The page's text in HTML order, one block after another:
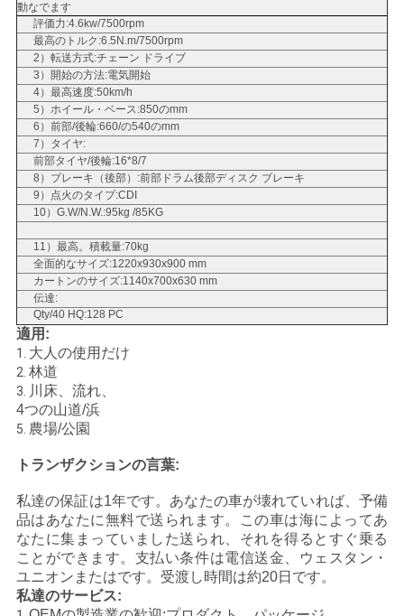
い
引
用
を
要
求
し
な
さ
い
地
図
プ
ラ
イ
動なでます
評価力:4.6kw/7500rpm
最高のトルク:6.5N.m/7500rpm
2）転送方式:チェーン ドライブ
3）開始の方法:電気開始
4）最高速度:50km/h
5）ホイール・ベース:850のmm
6）前部/後輪:660/の540のmm
7）タイヤ:
前部タイヤ/後輪:16*8/7
8）ブレーキ（後部）:前部ドラム後部ディスク ブレーキ
9）点火のタイプ:CDI
10）G.W/N.W.:95kg /85KG
11）最高。積載量:70kg
全面的なサイズ:1220x930x900 mm
カートンのサイズ:1140x700x630 mm
伝達:
Qty/40 HQ:128 PC
適用:
1. 大人の使用だけ
2. 林道
3. 川床、流れ、
4つの山道/浜
5. 農場/公園
トランザクションの言葉:
私達の保証は1年です。あなたの車が壊れていれば、予備
品はあなたに無料で送られます。この車は海によってあ
なたに集まっていました送られ、それを得るとすぐ乗る
ことができます。支払い条件は電信送金、ウェスタン・
ユニオンまたはです。受渡し時間は約20日です。
私達のサービス: